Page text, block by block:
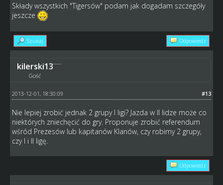
Składy wszystkich "Tigersów" podam jak dogadam szczegóły
jeszcze
Szukaj Odpowiedz
kilerski13
Gość
#13
2013-12-01, 18:30:09
Nie lepiej zrobić jednak 2 grupy I ligi? Jazda w II lidze może co
niektórych zniechęcić do gry. Proponuje zrobić referendum
wśród Prezesów lub kapitanów Klanów, czy robimy 2 grupy,
czy I i II ligę.
Odpowiedz